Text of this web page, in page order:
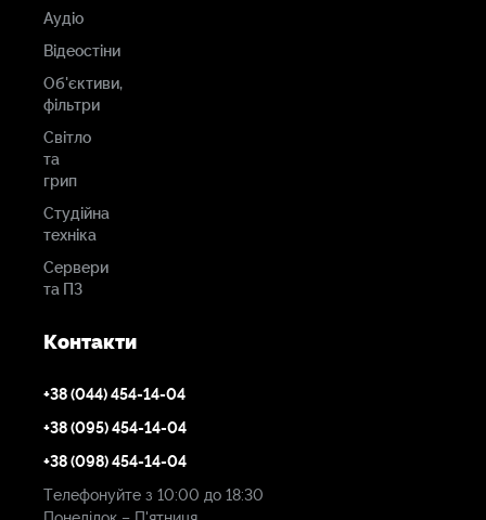
Аудіо
Відеостіни
Об'єктиви,
фільтри
Світло
та
грип
Студійна
техніка
Сервери
та ПЗ
Контакти
+38 (044) 454-14-04
+38 (095) 454-14-04
+38 (098) 454-14-04
Телефонуйте з 10:00 до 18:30